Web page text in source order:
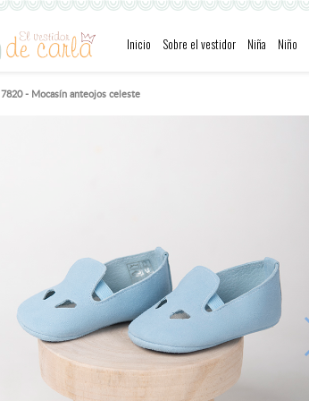
Inicio Sobre el vestidor Niña Niño
7820 - Mocasín anteojos celeste